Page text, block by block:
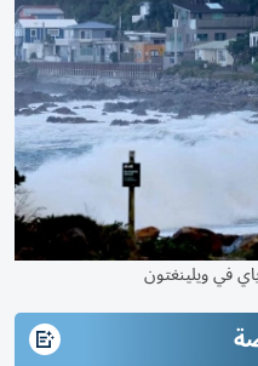
في ويلينغتون